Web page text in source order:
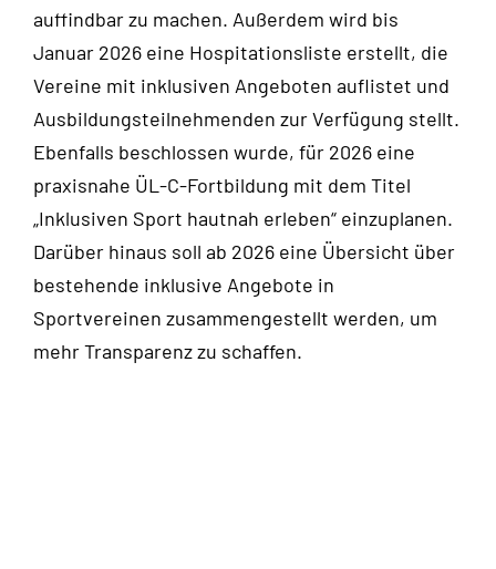
auffindbar zu machen. Außerdem wird bis
Januar 2026 eine Hospitationsliste erstellt, die
Vereine mit inklusiven Angeboten auflistet und
Ausbildungsteilnehmenden zur Verfügung stellt.
Ebenfalls beschlossen wurde, für 2026 eine
praxisnahe ÜL-C-Fortbildung mit dem Titel
„Inklusiven Sport hautnah erleben“ einzuplanen.
Darüber hinaus soll ab 2026 eine Übersicht über
bestehende inklusive Angebote in
Sportvereinen zusammengestellt werden, um
mehr Transparenz zu schaffen.